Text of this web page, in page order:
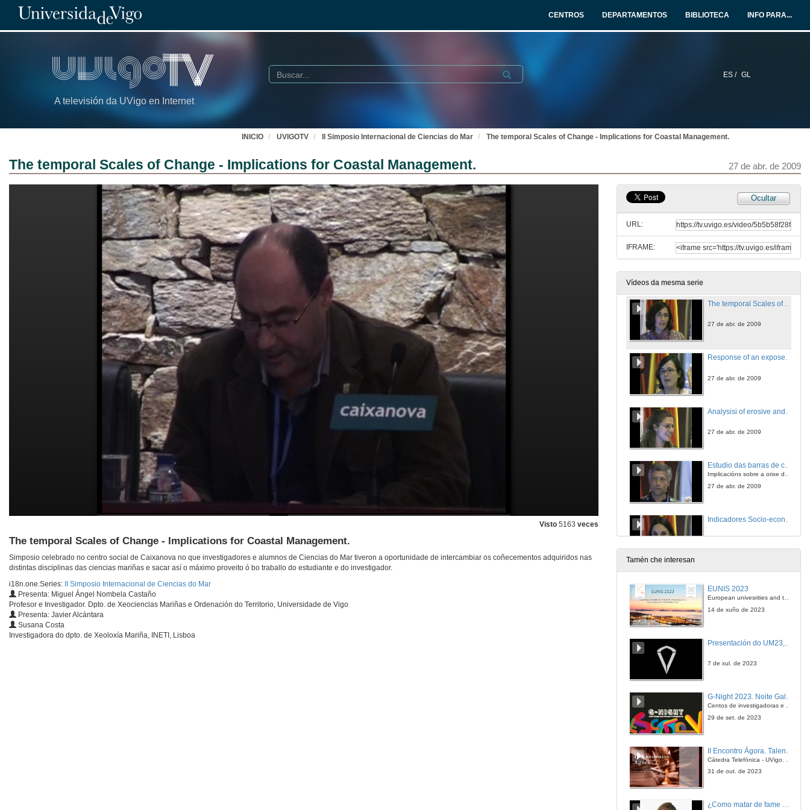
CENTROS DEPARTAMENTOS BIBLIOTECA INFO PARA...
A televisión da UVigo en Internet
ES / GL
Buscar Submit
INICIO UVIGOTV II Simposio Internacional de Ciencias do Mar The temporal Scales of Change - Implications for Coastal Management.
The temporal Scales of Change - Implications for Coastal Management. 27 de abr. de 2009
Visto 5163 veces
The temporal Scales of Change - Implications for Coastal Management.
Simposio celebrado no centro social de Caixanova no que investigadores e alumnos de Ciencias do Mar tiveron a oportunidade de intercambiar os coñecementos adquiridos nas
distintas disciplinas das ciencias mariñas e sacar así o máximo proveito ó bo traballo do estudiante e do investigador.
i18n.one.Series:
II Simposio Internacional de Ciencias do Mar
Presenta: Miguel Ángel Nombela Castaño
Profesor e Investigador. Dpto. de Xeociencias Mariñas e Ordenación do Territorio, Universidade de Vigo
Presenta: Javier Alcántara
Susana Costa
Investigadora do dpto. de Xeoloxía Mariña, INETI, Lisboa
Ocultar
URL:
IFRAME:
Vídeos da mesma serie
New indices for ranking location for conservation
27 de abr. de 2009
Functional consequences of diversity on macroalgal productivity
Disentangling the effects of number, identity and density
Can a fish disturb aquaculture production on coastal areas?
Interactions between Pomatomus saltatrix (L.) and fish farms in the Mediterranean Sea
27 de abr. de 2009
27 de abr. de 2009
Response of an exposed beach to different wave conditions. Example of Louro Beach(Galicia, NW Iberian Peninsula)
27 de abr. de 2009
27 de abr. de 2009
Estudio das barras de cantos que afloran en Maspalomas (Gran canaria)
Implicacións sobre a orixe do campo de dunas.
27 de abr. de 2009
Development of an assesment protocol to oiled sandy beaches:OILDEBEACH project
27 de abr. de 2009
27 de abr. de 2009
27 de abr. de 2009
Tamén che interesan
EUNIS 2023
European univesrities and the digital transformation: challenges and opportunities ahead
14 de xuño de 2023
7 de xul. de 2023
G-Night 2023. Noite Galega das Persoas Investigadoras. Conciencias creativas
Centos de investigadoras e investigadores, decenas de actividades e sete cidades
29 de set. de 2023
Cátedra Telefónica - UVigo. Espazos de innovación
31 de out. de 2023
¿Como matar de fame as bacterias?